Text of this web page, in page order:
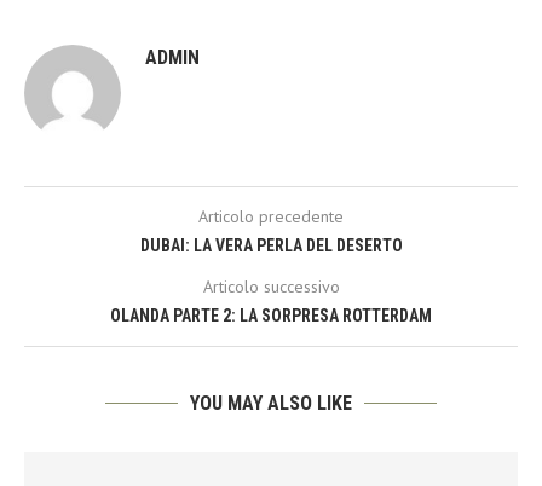
ADMIN
Articolo precedente
DUBAI: LA VERA PERLA DEL DESERTO
Articolo successivo
OLANDA PARTE 2: LA SORPRESA ROTTERDAM
YOU MAY ALSO LIKE